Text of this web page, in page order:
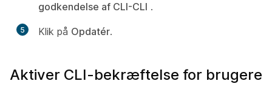
godkendelse af CLI-CLI .
5 Klik på Opdatér.
Aktiver CLI-bekræftelse for brugere